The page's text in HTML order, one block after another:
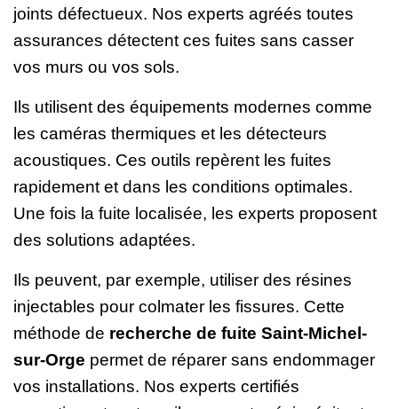
joints défectueux. Nos experts agréés toutes
assurances détectent ces fuites sans casser
vos murs ou vos sols.
Ils utilisent des équipements modernes comme
les caméras thermiques et les détecteurs
acoustiques. Ces outils repèrent les fuites
rapidement et dans les conditions optimales.
Une fois la fuite localisée, les experts proposent
des solutions adaptées.
Ils peuvent, par exemple, utiliser des résines
injectables pour colmater les fissures. Cette
méthode de recherche de fuite Saint-Michel-
sur-Orge permet de réparer sans endommager
vos installations. Nos experts certifiés